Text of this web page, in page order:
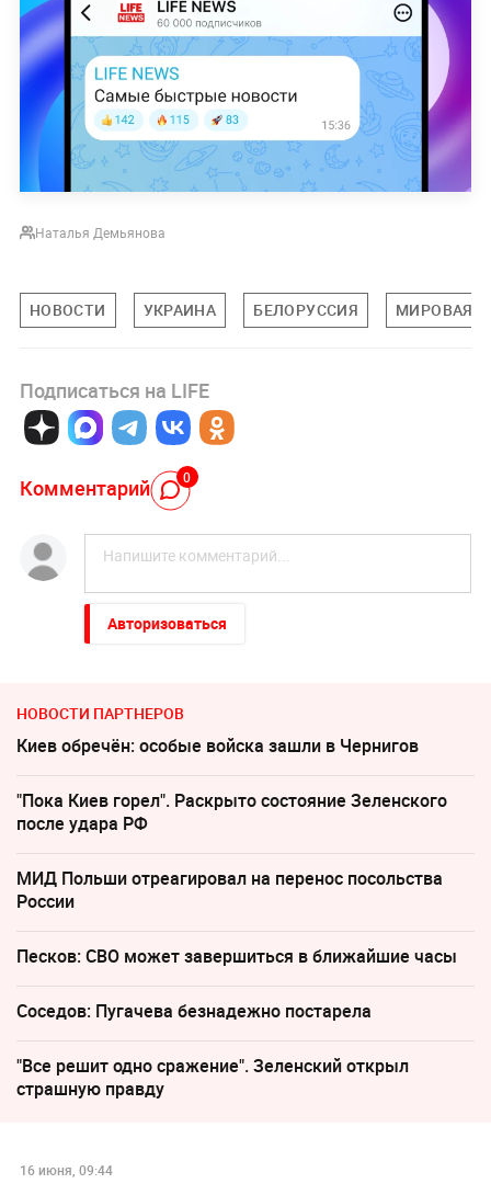
Наталья Демьянова
НОВОСТИ УКРАИНА БЕЛОРУССИЯ МИРОВАЯ
Подписаться на LIFE
Комментарий 0
Авторизоваться
НОВОСТИ ПАРТНЕРОВ
Киев обречён: особые войска зашли в Чернигов
"Пока Киев горел". Раскрыто состояние Зеленского
после удара РФ
МИД Польши отреагировал на перенос посольства
России
Песков: СВО может завершиться в ближайшие часы
Соседов: Пугачева безнадежно постарела
"Все решит одно сражение". Зеленский открыл
страшную правду
16 июня, 09:44